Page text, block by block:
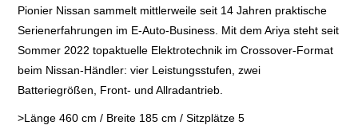
TEST
SCHAUFENSTER
E+PIH
Pionier Nissan sammelt mittlerweile seit 14 Jahren praktische
Serienerfahrungen im E-Auto-Business. Mit dem Ariya steht seit
Sommer 2022 topaktuelle Elektrotechnik im Crossover-Format
beim Nissan-Händler: vier Leistungsstufen, zwei
Batteriegrößen, Front- und Allradantrieb.
>Länge 460 cm / Breite 185 cm / Sitzplätze 5